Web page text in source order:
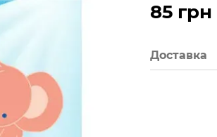
85 грн
Доставка